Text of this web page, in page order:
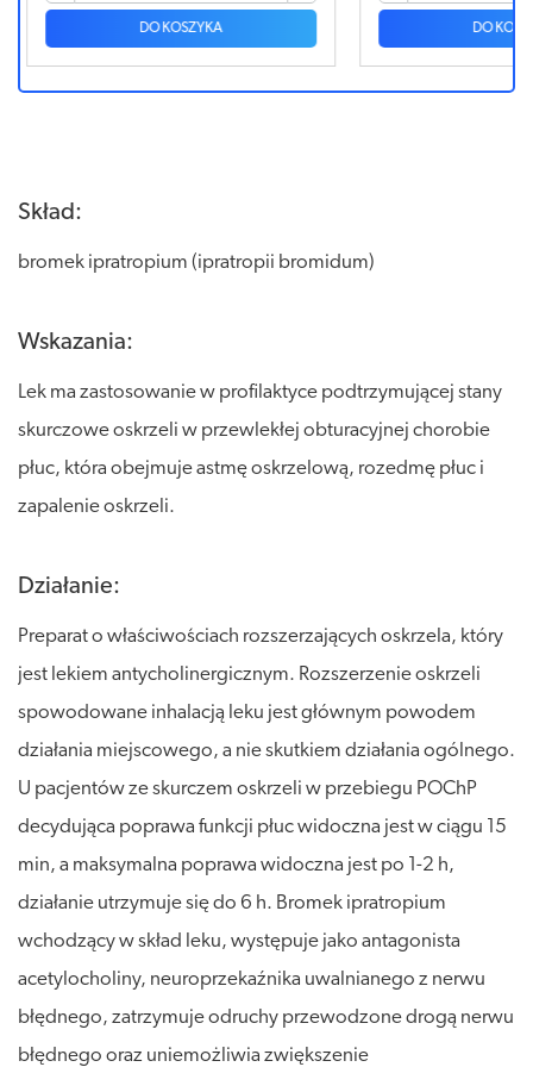
DO KOSZYKA
Skład:
bromek ipratropium (ipratropii bromidum)
Wskazania:
Lek ma zastosowanie w profilaktyce podtrzymującej stany
skurczowe oskrzeli w przewlekłej obturacyjnej chorobie
płuc, która obejmuje astmę oskrzelową, rozedmę płuc i
zapalenie oskrzeli.
Działanie:
Preparat o właściwościach rozszerzających oskrzela, który
jest lekiem antycholinergicznym. Rozszerzenie oskrzeli
spowodowane inhalacją leku jest głównym powodem
działania miejscowego, a nie skutkiem działania ogólnego.
U pacjentów ze skurczem oskrzeli w przebiegu POChP
decydująca poprawa funkcji płuc widoczna jest w ciągu 15
min, a maksymalna poprawa widoczna jest po 1-2 h,
działanie utrzymuje się do 6 h. Bromek ipratropium
wchodzący w skład leku, występuje jako antagonista
acetylocholiny, neuroprzekaźnika uwalnianego z nerwu
błędnego, zatrzymuje odruchy przewodzone drogą nerwu
błędnego oraz uniemożliwia zwiększenie